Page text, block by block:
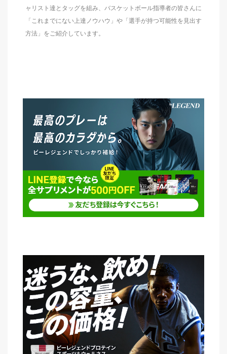
ャリスト達とタッグを組み、バスケットボール指導者の皆さんに
「これまでにない上達ノウハウ」や「選手が持つ可能性を見出す
方法」をご紹介しています。